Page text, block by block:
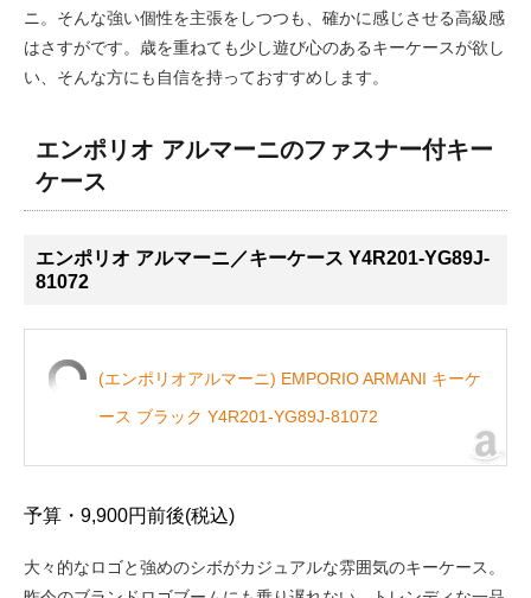
ニ。そんな強い個性を主張をしつつも、確かに感じさせる高級感
はさすがです。歳を重ねても少し遊び心のあるキーケースが欲し
い、そんな方にも自信を持っておすすめします。
エンポリオ アルマーニのファスナー付キー
ケース
エンポリオ アルマーニ／キーケース Y4R201-YG89J-
81072
(エンポリオアルマーニ) EMPORIO ARMANI キーケ
ース ブラック Y4R201-YG89J-81072
予算・9,900円前後(税込)
大々的なロゴと強めのシボがカジュアルな雰囲気のキーケース。